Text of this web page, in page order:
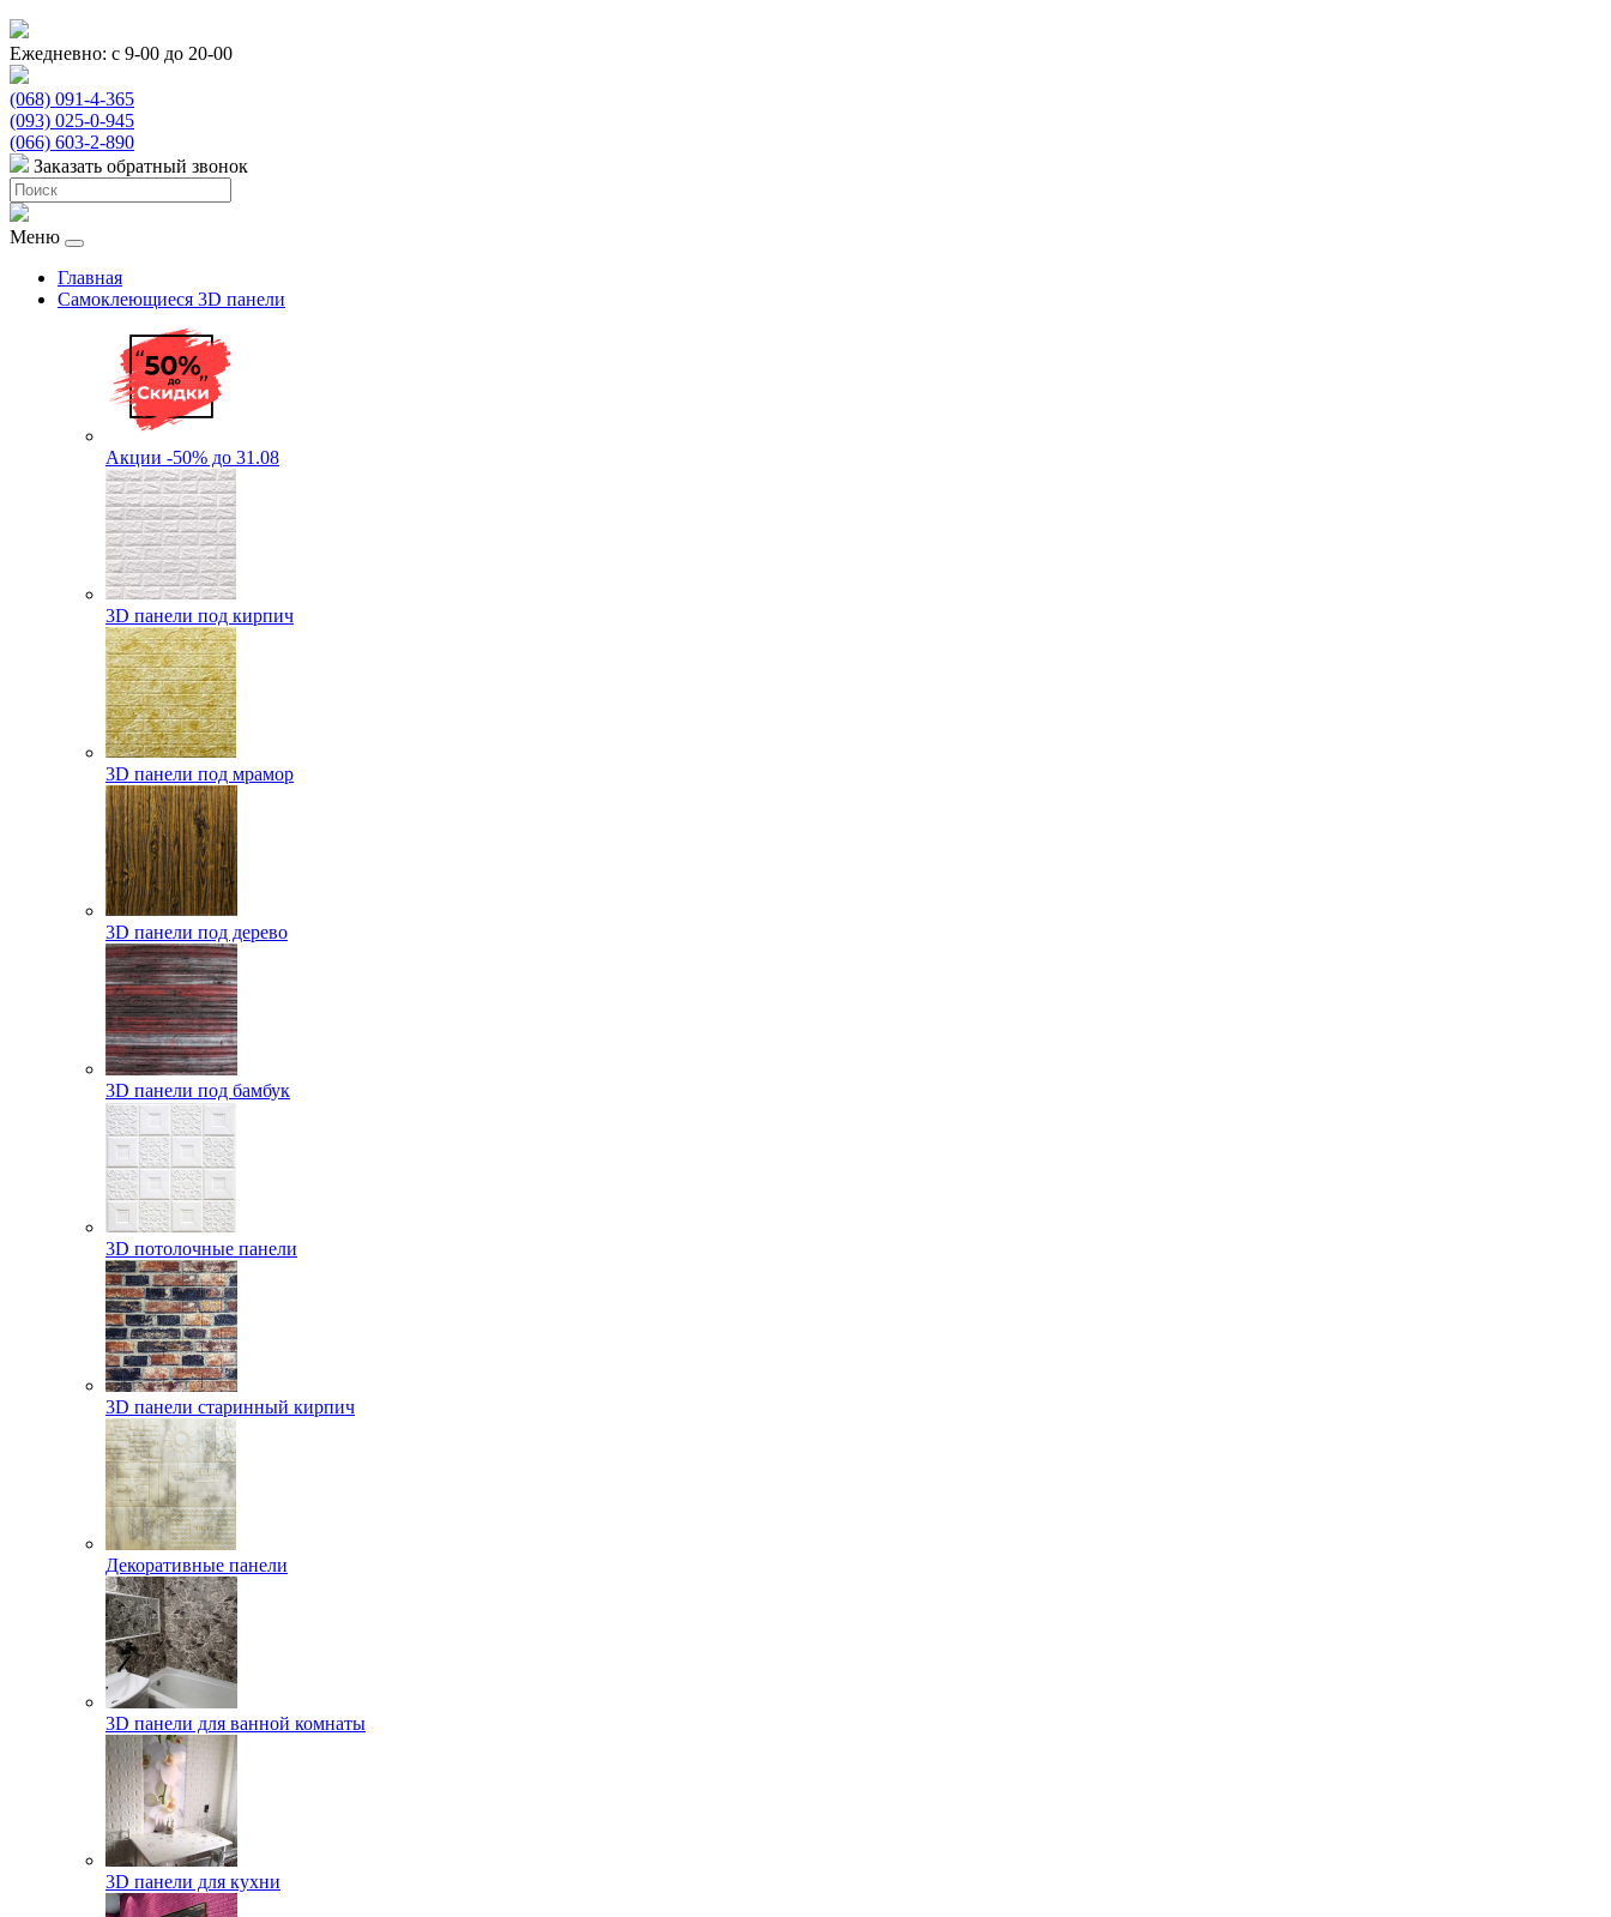
Ежедневно: с 9-00 до 20-00
(068) 091-4-365
(093) 025-0-945
(066) 603-2-890
Заказать обратный звонок
Меню
Главная
Самоклеющиеся 3D панели
Акции -50% до 31.08
3D панели под кирпич
3D панели под мрамор
3D панели под дерево
3D панели под бамбук
3D потолочные панели
3D панели старинный кирпич
Декоративные панели
3D панели для ванной комнаты
3D панели для кухни